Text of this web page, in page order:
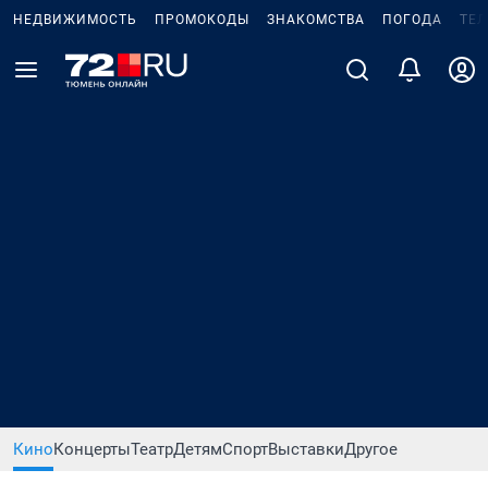
НЕДВИЖИМОСТЬ ПРОМОКОДЫ ЗНАКОМСТВА ПОГОДА
КиноКонцертыТеатрДетямСпортВыставкиДругое